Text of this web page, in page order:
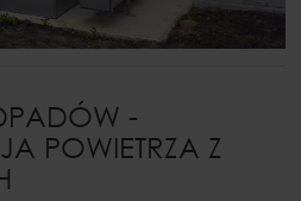
-
POWIETRZA Z